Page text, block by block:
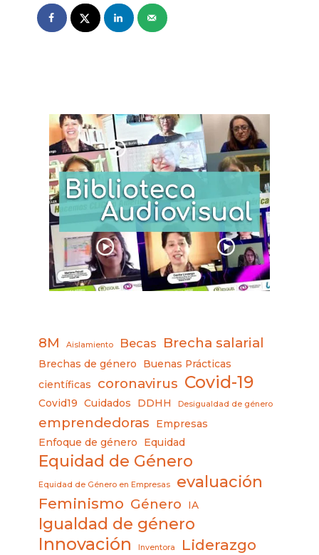
8M Aislamiento Becas Brecha salarial
Brechas de género
Buenas Prácticas
científicas
coronavirus Covid-19
Covid19 Cuidados DDHH Desigualdad de género
emprendedoras
Empresas
Enfoque de género
Equidad
Equidad de Género
Equidad de Género en Empresas evaluación
Feminismo Género IA
Igualdad de género
Innovación Inventora Liderazgo